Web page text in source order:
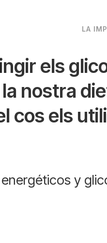
LA
els
nostra
cos els